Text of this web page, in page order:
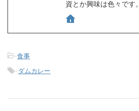
資とか興味は色々です。
-食事
-ダムカレー